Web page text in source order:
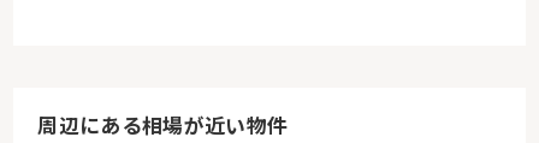
周辺にある相場が近い物件